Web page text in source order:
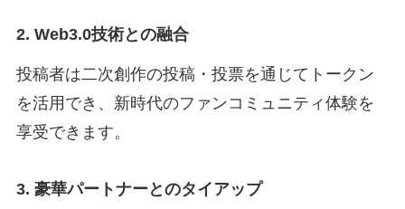
2. Web3.0技術との融合
投稿者は二次創作の投稿・投票を通じてトークン
を活用でき、新時代のファンコミュニティ体験を
享受できます。
3. 豪華パートナーとのタイアップ